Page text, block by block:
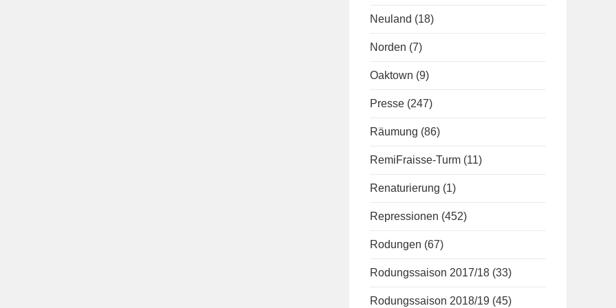
Neuland (18)
Norden (7)
Oaktown (9)
Presse (247)
Räumung (86)
RemiFraisse-Turm (11)
Renaturierung (1)
Repressionen (452)
Rodungen (67)
Rodungssaison 2017/18 (33)
Rodungssaison 2018/19 (45)